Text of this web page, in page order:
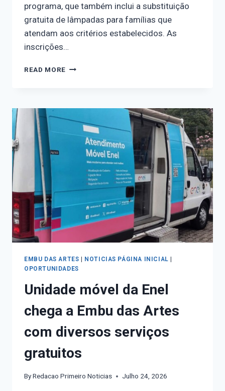
programa, que também inclui a substituição
gratuita de lâmpadas para famílias que
atendam aos critérios estabelecidos. As
inscrições…
READ MORE
EMBU DAS ARTES | NOTICIAS PÁGINA INICIAL |
OPORTUNIDADES
Unidade móvel da Enel
chega a Embu das Artes
com diversos serviços
gratuitos
ByRedacao Primeiro Noticias Julho 24, 2026